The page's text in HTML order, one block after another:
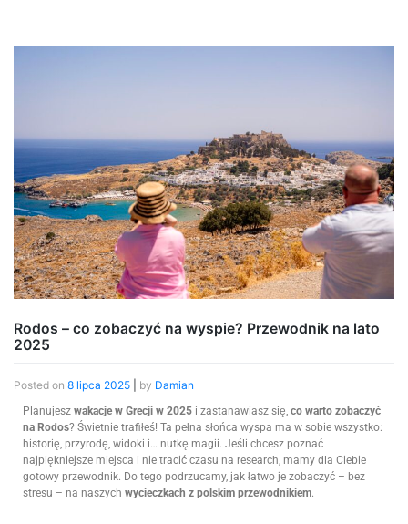
Rodos – co zobaczyć na wyspie? Przewodnik na lato
2025
Posted on 8 lipca 2025 by Damian
Planujesz wakacje w Grecji w 2025 i zastanawiasz się, co warto zobaczyć
na Rodos? Świetnie trafiłeś! Ta pełna słońca wyspa ma w sobie wszystko:
historię, przyrodę, widoki i… nutkę magii. Jeśli chcesz poznać
najpiękniejsze miejsca i nie tracić czasu na research, mamy dla Ciebie
gotowy przewodnik. Do tego podrzucamy, jak łatwo je zobaczyć – bez
stresu – na naszych wycieczkach z polskim przewodnikiem.